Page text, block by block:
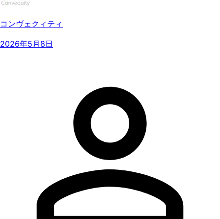
コンヴェクィティ
2026年5月8日